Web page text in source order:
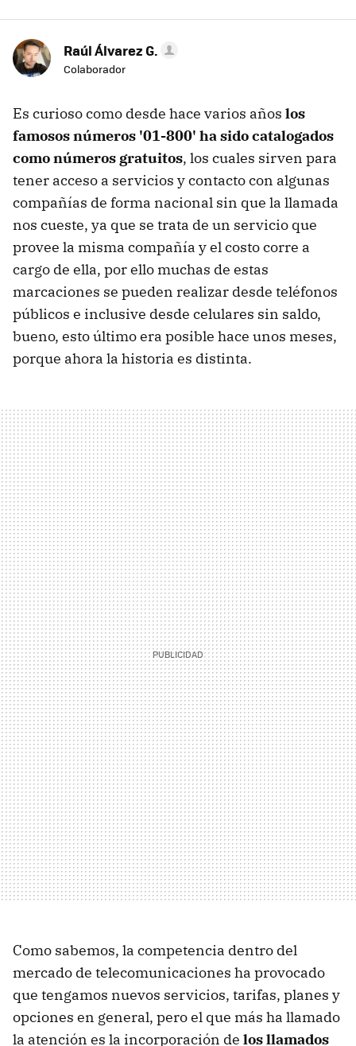
Raúl Álvarez G.
Colaborador
Es curioso como desde hace varios años los
famosos números '01-800' ha sido catalogados
como números gratuitos, los cuales sirven para
tener acceso a servicios y contacto con algunas
compañías de forma nacional sin que la llamada
nos cueste, ya que se trata de un servicio que
provee la misma compañía y el costo corre a
cargo de ella, por ello muchas de estas
marcaciones se pueden realizar desde teléfonos
públicos e inclusive desde celulares sin saldo,
bueno, esto último era posible hace unos meses,
porque ahora la historia es distinta.
Como sabemos, la competencia dentro del
mercado de telecomunicaciones ha provocado
que tengamos nuevos servicios, tarifas, planes y
opciones en general, pero el que más ha llamado
la atención es la incorporación de los llamados